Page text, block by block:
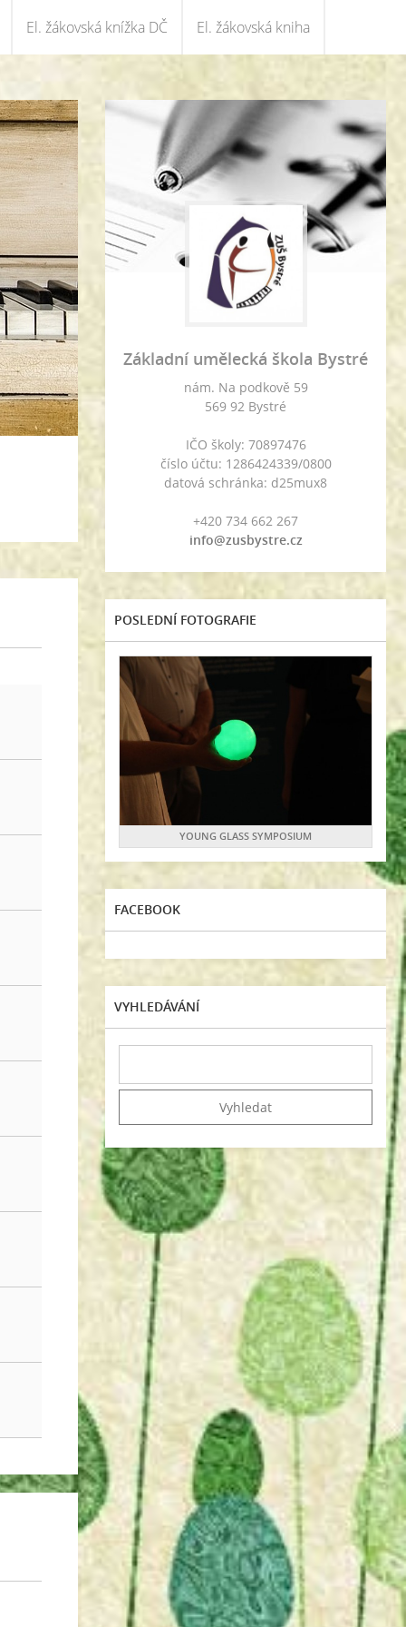
El. žákovská knížka DČ El. žákovská kniha
Základní umělecká škola Bystré
nám. Na podkově 59
569 92 Bystré
IČO školy: 70897476
číslo účtu: 1286424339/0800
datová schránka: d25mux8
+420 734 662 267
info@zusbystre.cz
POSLEDNÍ FOTOGRAFIE
YOUNG GLASS SYMPOSIUM
FACEBOOK
VYHLEDÁVÁNÍ